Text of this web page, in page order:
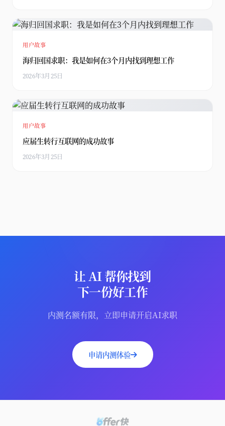
用户故事
海归回国求职：我是如何在3个月内找到理想工作
2026年3月25日
用户故事
应届生转行互联网的成功故事
2026年3月25日
让 AI 帮你找到
下一份好工作
内测名额有限，立即申请开启AI求职
申请内测体验